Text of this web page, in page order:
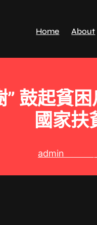
Home About
鼓起貧
國家扶
admin